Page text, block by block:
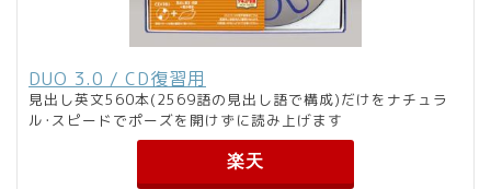
DUO 3.0 / CD復習用
見出し英文560本(2569語の見出し語で構成)だけをナチュラ
ル･スピードでポーズを開けずに読み上げます
楽天